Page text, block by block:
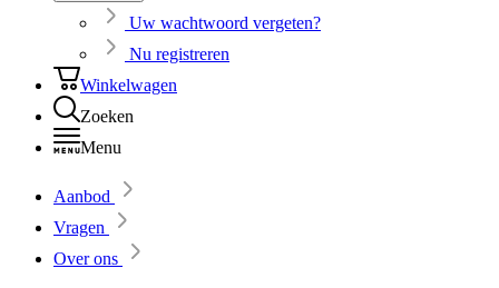
Uw wachtwoord vergeten?
Nu registreren
Winkelwagen
Zoeken
Menu
Aanbod
Vragen
Over ons